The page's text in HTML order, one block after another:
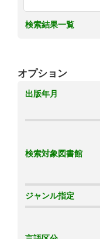
検索結果一覧
オプション
出版年月
検索対象図書館
ジャンル指定